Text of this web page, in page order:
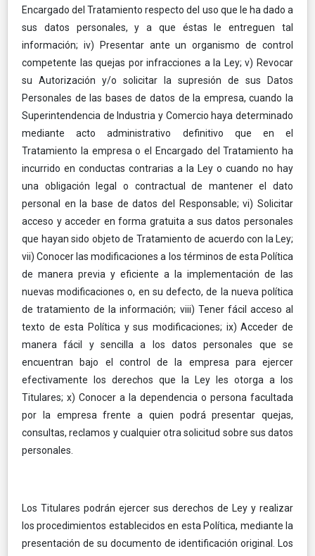
Encargado del Tratamiento respecto del uso que le ha dado a
sus datos personales, y a que éstas le entreguen tal
información; iv) Presentar ante un organismo de control
competente las quejas por infracciones a la Ley; v) Revocar
su Autorización y/o solicitar la supresión de sus Datos
Personales de las bases de datos de la empresa, cuando la
Superintendencia de Industria y Comercio haya determinado
mediante acto administrativo definitivo que en el
Tratamiento la empresa o el Encargado del Tratamiento ha
incurrido en conductas contrarias a la Ley o cuando no hay
una obligación legal o contractual de mantener el dato
personal en la base de datos del Responsable; vi) Solicitar
acceso y acceder en forma gratuita a sus datos personales
que hayan sido objeto de Tratamiento de acuerdo con la Ley;
vii) Conocer las modificaciones a los términos de esta Política
de manera previa y eficiente a la implementación de las
nuevas modificaciones o, en su defecto, de la nueva política
de tratamiento de la información; viii) Tener fácil acceso al
texto de esta Política y sus modificaciones; ix) Acceder de
manera fácil y sencilla a los datos personales que se
encuentran bajo el control de la empresa para ejercer
efectivamente los derechos que la Ley les otorga a los
Titulares; x) Conocer a la dependencia o persona facultada
por la empresa frente a quien podrá presentar quejas,
consultas, reclamos y cualquier otra solicitud sobre sus datos
personales.
Los Titulares podrán ejercer sus derechos de Ley y realizar
los procedimientos establecidos en esta Política, mediante la
presentación de su documento de identificación original. Los